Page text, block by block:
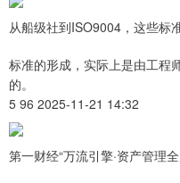
从船级社到ISO9004，这些标
标准的形成，实际上是由工程
的。
5 96 2025-11-21 14:32
第一财经“万流引擎·资产管理